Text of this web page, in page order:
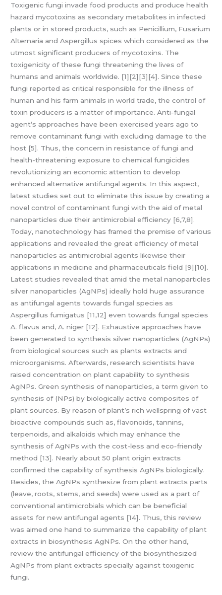
Toxigenic fungi invade food products and produce health
hazard mycotoxins as secondary metabolites in infected
plants or in stored products, such as Penicillium, Fusarium
Alternaria and Aspergillus spices which considered as the
utmost significant producers of mycotoxins. The
toxigenicity of these fungi threatening the lives of
humans and animals worldwide. [1][2][3][4]. Since these
fungi reported as critical responsible for the illness of
human and his farm animals in world trade, the control of
toxin producers is a matter of importance. Anti-fungal
agent’s approaches have been exercised years ago to
remove contaminant fungi with excluding damage to the
host [5]. Thus, the concern in resistance of fungi and
health-threatening exposure to chemical fungicides
revolutionizing an economic attention to develop
enhanced alternative antifungal agents. In this aspect,
latest studies set out to eliminate this issue by creating a
novel control of contaminant fungi with the aid of metal
nanoparticles due their antimicrobial efficiency [6,7,8].
Today, nanotechnology has framed the premise of various
applications and revealed the great efficiency of metal
nanoparticles as antimicrobial agents likewise their
applications in medicine and pharmaceuticals field [9][10].
Latest studies revealed that amid the metal nanoparticles
silver nanoparticles (AgNPs) ideally hold huge assurance
as antifungal agents towards fungal species as
Aspergillus fumigatus [11,12] even towards fungal species
A. flavus and, A. niger [12]. Exhaustive approaches have
been generated to synthesis silver nanoparticles (AgNPs)
from biological sources such as plants extracts and
microorganisms. Afterwards, research scientists have
raised concentration on plant capability to synthesis
AgNPs. Green synthesis of nanoparticles, a term given to
synthesis of (NPs) by biologically active composites of
plant sources. By reason of plant’s rich wellspring of vast
bioactive compounds such as, flavonoids, tannins,
terpenoids, and alkaloids which may enhance the
synthesis of AgNPs with the cost-less and eco-friendly
method [13]. Nearly about 50 plant origin extracts
confirmed the capability of synthesis AgNPs biologically.
Besides, the AgNPs synthesize from plant extracts parts
(leave, roots, stems, and seeds) were used as a part of
conventional antimicrobials which can be beneficial
assets for new antifungal agents [14]. Thus, this review
was aimed one hand to summarize the capability of plant
extracts in biosynthesis AgNPs. On the other hand,
review the antifungal efficiency of the biosynthesized
AgNPs from plant extracts specially against toxigenic
fungi.